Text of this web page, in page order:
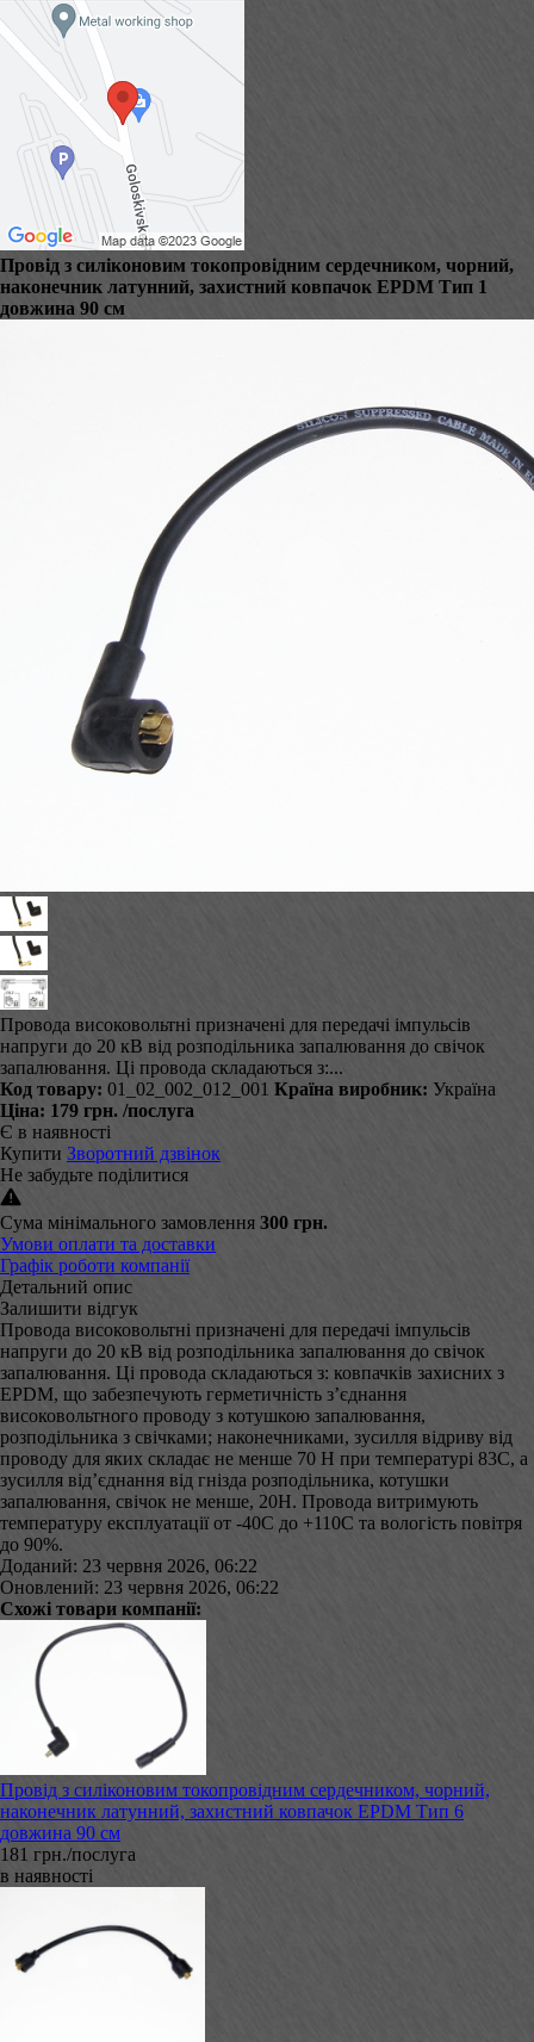
Провід з силіконовим токопровідним сердечником, чорний,
наконечник латунний, захистний ковпачок EPDM Тип 1
довжина 90 см
Провода високовольтні призначені для передачі імпульсів
напруги до 20 кВ від розподільника запалювання до свічок
запалювання. Ці провода складаються з:...
Код товару: 01_02_002_012_001 Країна виробник: Україна
Ціна: 179 грн. /послуга
Є в наявності
Купити Зворотний дзвінок
Не забудьте поділитися
Сума мінімального замовлення 300 грн.
Умови оплати та доставки
Графік роботи компанії
Детальний опис
Залишити відгук
Провода високовольтні призначені для передачі імпульсів
напруги до 20 кВ від розподільника запалювання до свічок
запалювання. Ці провода складаються з: ковпачків захисних з
EPDM, що забезпечують герметичність з’єднання
високовольтного проводу з котушкою запалювання,
розподільника з свічками; наконечниками, зусилля відриву від
проводу для яких складає не менше 70 Н при температурі 83С, а
зусилля від’єднання від гнізда розподільника, котушки
запалювання, свічок не менше, 20Н. Провода витримують
температуру експлуатації от -40С до +110С та вологість повітря
до 90%.
Доданий: 23 червня 2026, 06:22
Оновлений: 23 червня 2026, 06:22
Схожі товари компанії:
Провід з силіконовим токопровідним сердечником, чорний,
наконечник латунний, захистний ковпачок EPDM Тип 6
довжина 90 см
181 грн./послуга
в наявності